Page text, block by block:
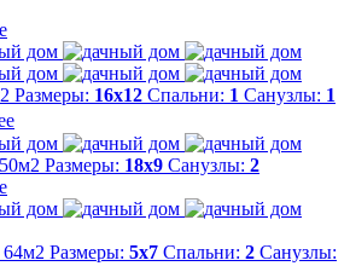
Размеры: 16х12 Спальни: 1 Санузлы: 1
Размеры: 18х9 Санузлы: 2
Размеры: 5х7 Спальни: 2 Санузлы: